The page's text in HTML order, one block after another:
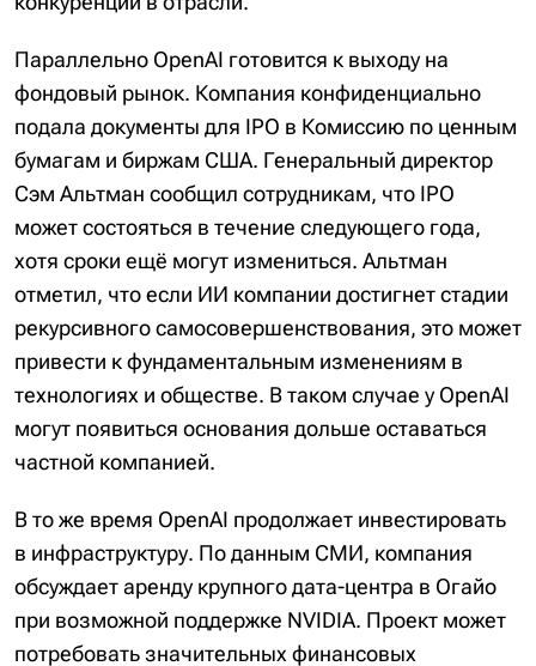
Параллельно OpenAI готовится к выходу на
фондовый рынок. Компания конфиденциально
подала документы для IPO в Комиссию по ценным
бумагам и биржам США. Генеральный директор
Сэм Альтман сообщил сотрудникам, что IPO
может состояться в течение следующего года,
хотя сроки ещё могут измениться. Альтман
отметил, что если ИИ компании достигнет стадии
рекурсивного самосовершенствования, это может
привести к фундаментальным изменениям в
технологиях и обществе. В таком случае у OpenAI
могут появиться основания дольше оставаться
частной компанией.
В то же время OpenAI продолжает инвестировать
в инфраструктуру. По данным СМИ, компания
обсуждает аренду крупного дата-центра в Огайо
при возможной поддержке NVIDIA. Проект может
потребовать значительных финансовых